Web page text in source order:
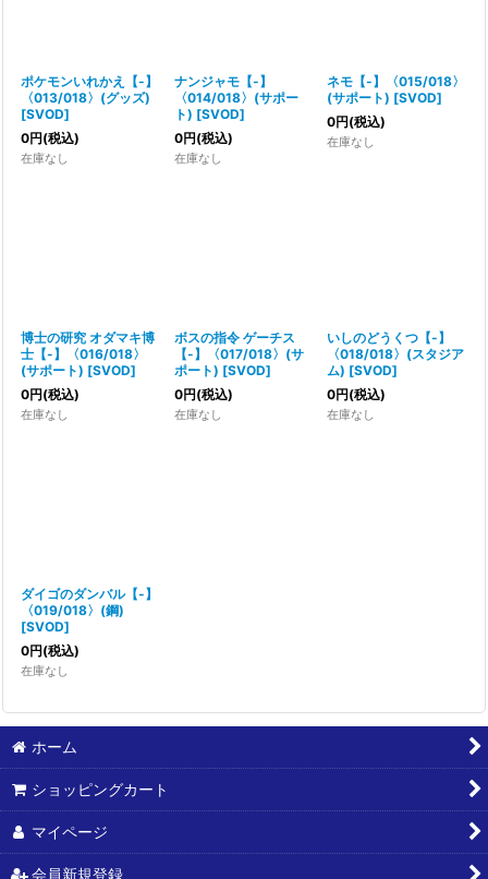
ポケモンいれかえ【-】
〈013/018〉(グッズ)
[SVOD]
0円(税込)
在庫なし
ナンジャモ【-】
〈014/018〉(サポー
ト) [SVOD]
0円(税込)
在庫なし
ネモ【-】〈015/018〉
(サポート) [SVOD]
0円(税込)
在庫なし
博士の研究 オダマキ博
士【-】〈016/018〉
(サポート) [SVOD]
0円(税込)
在庫なし
ボスの指令 ゲーチス
【-】〈017/018〉(サ
ポート) [SVOD]
0円(税込)
在庫なし
いしのどうくつ【-】
〈018/018〉(スタジア
ム) [SVOD]
0円(税込)
在庫なし
ダイゴのダンバル【-】
〈019/018〉(鋼)
[SVOD]
0円(税込)
在庫なし
ホーム
ショッピングカート
マイページ
会員新規登録